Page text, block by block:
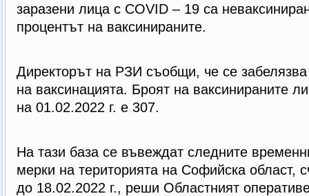
заразени лица с COVID – 19 са
процентът на ваксинираните.
Директорът на РЗИ съобщи, че се
на ваксинацията. Броят на ваксинираните
на 01.02.2022 г. е 307.
На тази база се въвеждат следните
мерки на територията на Софийска област,
до 18.02.2022 г., реши Областният